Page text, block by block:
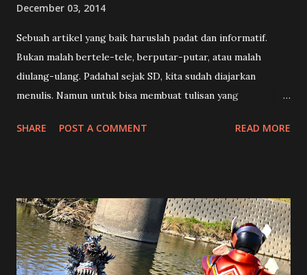
December 03, 2014
Sebuah artikel yang baik haruslah padat dan informatif.
Bukan malah bertele-tele, berputar-putar, atau malah
diulang-ulang. Padahal sejak SD, kita sudah diajarkan
menulis. Namun untuk bisa membuat tulisan yang
teknik khusus. Dalam dunia kewartaan teknik tersebut
bangunan antik dari negeri Mesir, tetapi istilah ini untuk
menggambarkan bagaimana cara kita menulis. Kalau Anda
melihat piramida, bentuknya mirip dengan segitiga. Bagian
atasnya adalah puncak, makin ke bawah makin lebar. Namun
SHARE POST A COMMENT READ MORE